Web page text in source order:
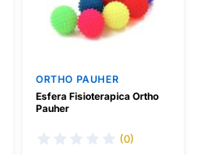
ORTHO PAUHER
Esfera Fisioterapica Ortho
Pauher
(0)